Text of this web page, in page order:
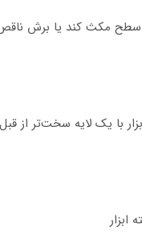
سطح مکث کند یا برش
با یک لایه سخت‌تر از
ابزار